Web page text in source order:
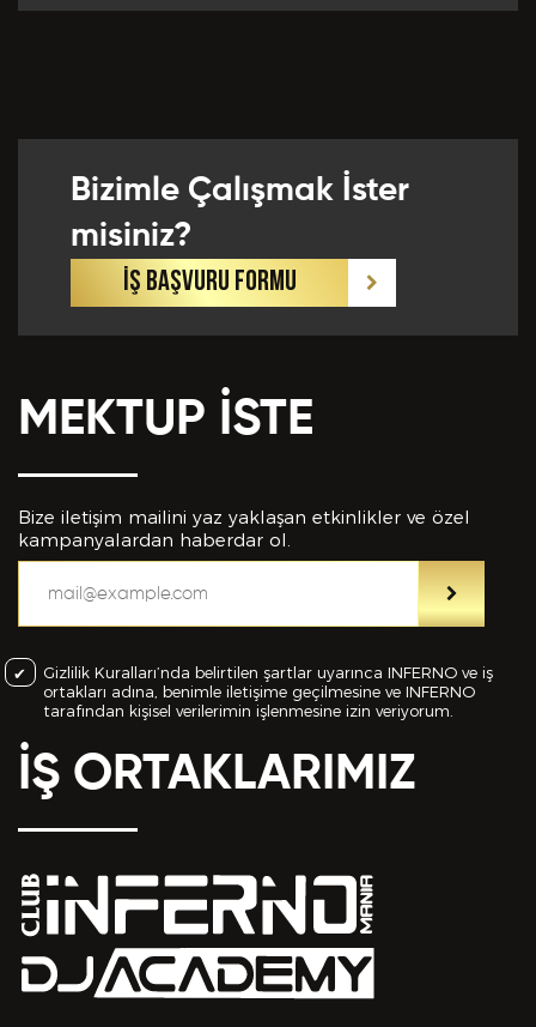
Bizimle Çalışmak İster
misiniz?
İŞ BAŞVURU FORMU
MEKTUP İSTE
Bize iletişim mailini yaz yaklaşan etkinlikler ve özel
kampanyalardan haberdar ol.
Gizlilik Kuralları’nda belirtilen şartlar uyarınca INFERNO ve iş
ortakları adına, benimle iletişime geçilmesine ve INFERNO
tarafından kişisel verilerimin işlenmesine izin veriyorum.
İŞ ORTAKLARIMIZ
Eklemek İstedikleriniz *
CV EKLE
eksiksiz olarak tarafımdan doldurulduğunu, bu
bilgiler içinde esasa etki yapan herhangi bir eksiklik
veya yanlışlık olması ve bu durumun tespiti halinde
bunun Hizmet Sözleşmemin feshedilmesi için bir
sebep olanağını anlayarak kabul ettiğimi beyan
ederim.
BAŞVURUMU GÖNDER